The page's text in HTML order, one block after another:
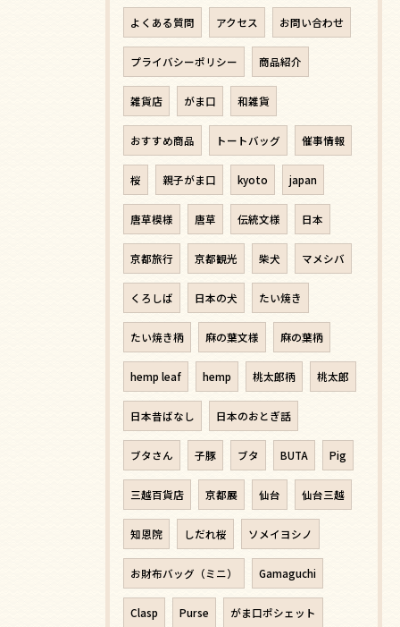
よくある質問 アクセス お問い合わせ
プライバシーポリシー 商品紹介
雑貨店 がま口 和雑貨
おすすめ商品 トートバッグ 催事情報
桜 親子がま口 kyoto japan
唐草模様 唐草 伝統文様 日本
京都旅行 京都観光 柴犬 マメシバ
くろしば 日本の犬 たい焼き
たい焼き柄 麻の葉文様 麻の葉柄
hemp leaf hemp 桃太郎柄 桃太郎
日本昔ばなし 日本のおとぎ話
ブタさん 子豚 ブタ BUTA Pig
三越百貨店 京都展 仙台 仙台三越
知恩院 しだれ桜 ソメイヨシノ
お財布バッグ（ミニ） Gamaguchi
Clasp Purse がま口ポシェット